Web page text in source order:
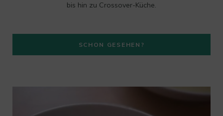
r
m
bis hin zu Crossover-Küche.
SCHON GESEHEN?